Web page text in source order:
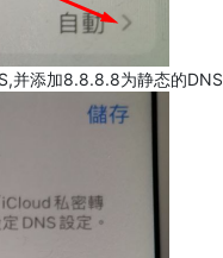
并添加8.8.8.8为静态的DNS